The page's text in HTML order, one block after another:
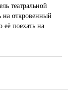
театральной
на откровенный
её поехать на